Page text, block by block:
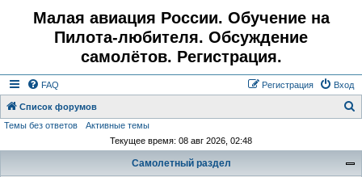
Малая авиация России. Обучение на
Пилота-любителя. Обсуждение
самолётов. Регистрация.
FAQ Вход
Регистрация
Список форумов
Темы без ответов
Активные темы
Текущее время: 08 авг 2026, 02:48
Самолетный раздел